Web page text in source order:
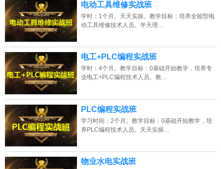
电动工具维修实战班
学时：1个月。天天实操。教学目标：培养全能型电
动工具维修技术人员。半天理…
电工+PLC编程实战班
学时：4个月。教学目标：0基础开始教学，培养专
业电工+PLC编程技术人员。教…
PLC编程实战班
学习时间：2个月。教学目标：0基础开始教学，培
养PLC编程技术人员。天天实操…
物业水电实战班